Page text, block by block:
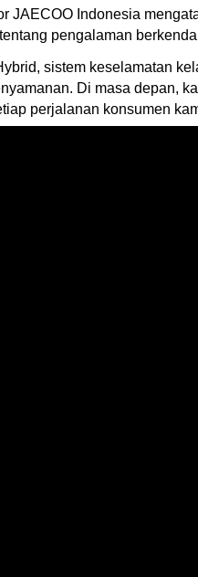
JAECOO Indonesia
pengalaman
sistem keselamatan
Di masa depan,
perjalanan konsumen